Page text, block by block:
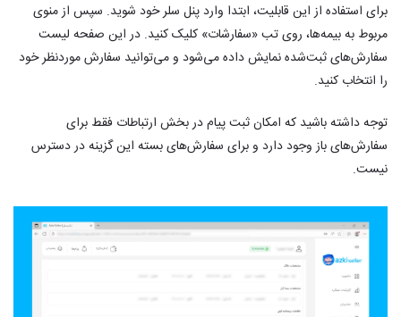
برای استفاده از این قابلیت، ابتدا وارد پنل سلر خود شوید. سپس از منوی
مربوط به بیمه‌ها، روی تب «سفارشات» کلیک کنید. در این صفحه لیست
سفارش‌های ثبت‌شده نمایش داده می‌شود و می‌توانید سفارش موردنظر خود
را انتخاب کنید.
توجه داشته باشید که امکان ثبت پیام در بخش ارتباطات فقط برای
سفارش‌های باز وجود دارد و برای سفارش‌های بسته این گزینه در دسترس
نیست.